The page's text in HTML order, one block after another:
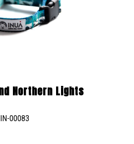
Northern Lights
IN-00083